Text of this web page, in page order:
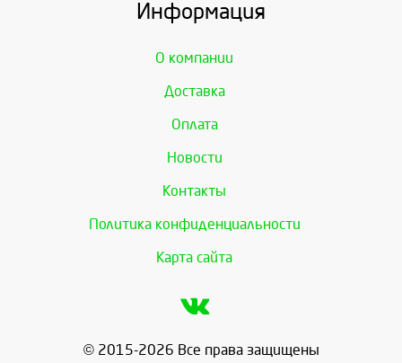
Информация
О компании
Доставка
Оплата
Новости
Контакты
Политика конфиденциальности
Карта сайта
© 2015-2026 Все права защищены